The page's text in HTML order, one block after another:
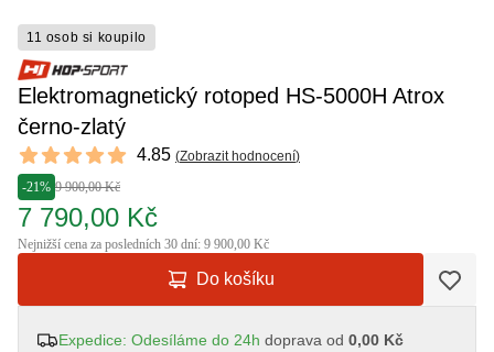
11 osob si koupilo
Elektromagnetický rotoped HS-5000H Atrox
černo-zlatý
Reviews
4.85 out of 5 stars 4.85 (Zobrazit hodnocení)
-21% 9 900,00 Kč
7 790,00 Kč
Nejnižší cena za posledních 30 dní: 9 900,00 Kč
Do košíku
Expedice: Odesíláme do 24h doprava od 0,00 Kč